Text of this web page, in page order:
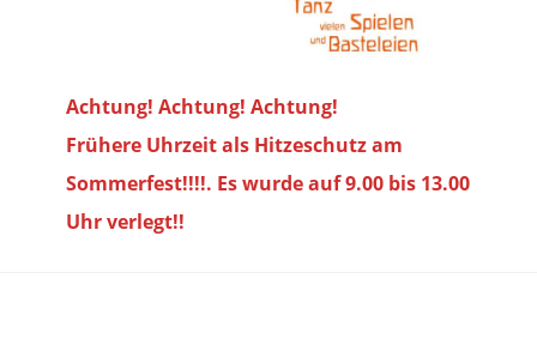
Achtung! Achtung! Achtung!
Frühere Uhrzeit als Hitzeschutz am
Sommerfest!!!!. Es wurde auf 9.00 bis 13.00
Uhr verlegt!!